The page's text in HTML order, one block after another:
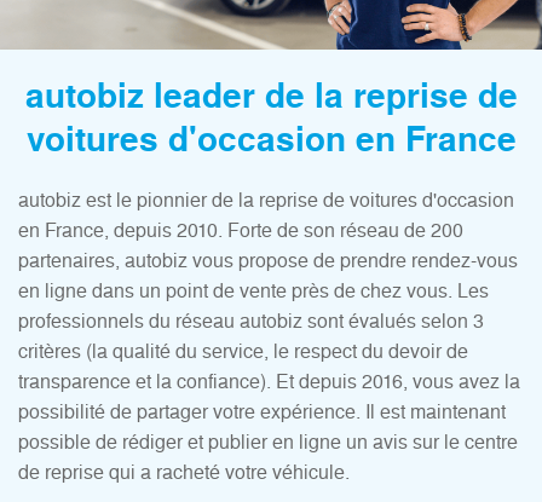
autobiz leader de la reprise de
voitures d'occasion en France
autobiz est le pionnier de la reprise de voitures d'occasion
en France, depuis 2010. Forte de son réseau de 200
partenaires, autobiz vous propose de prendre rendez-vous
en ligne dans un point de vente près de chez vous. Les
professionnels du réseau autobiz sont évalués selon 3
critères (la qualité du service, le respect du devoir de
transparence et la confiance). Et depuis 2016, vous avez la
possibilité de partager votre expérience. Il est maintenant
possible de rédiger et publier en ligne un avis sur le centre
de reprise qui a racheté votre véhicule.